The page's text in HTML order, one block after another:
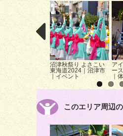
沼津秋祭り よさこい
東海道2024｜沼津市
｜イベント
ア
ー
｜
このエリア周辺